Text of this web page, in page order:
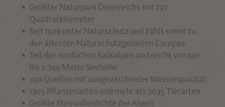
Größter Naturpark Österreichs mit 727
Quadratkilometer
Seit 1928 unter Naturschutz und zählt somit zu
den ältesten Naturschutzgebieten Europas
Teil der nördlichen Kalkalpen und reicht von 591
bis 2.749 Meter Seehöhe
350 Quellen mit ausgezeichneter Wasserqualität
1305 Pflanzenarten und mehr als 3035 Tierarten
Größte Steinadlerdichte der Alpen